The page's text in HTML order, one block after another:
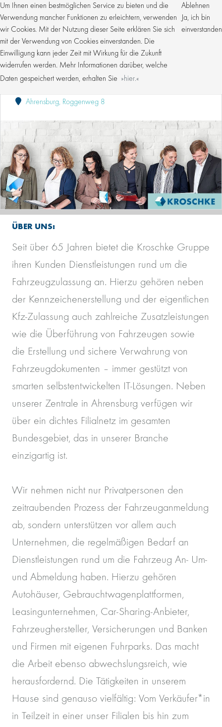
Um Ihnen einen bestmöglichen Service zu bieten und die
Verwendung mancher Funktionen zu erleichtern, verwenden
wir Cookies. Mit der Nutzung dieser Seite erklären Sie sich
mit der Verwendung von Cookies einverstanden. Die
Einwilligung kann jeder Zeit mit Wirkung für die Zukunft
widerrufen werden. Mehr Informationen darüber, welche
Daten gespeichert werden, erhalten Sie
hier.
Ablehnen
Ja, ich bin
einverstanden
SACHBEARBEITER (M/W/D) FÜR DIE
FAHRZEUGABMELDUNG
Ahrensburg, Roggenweg 8
ÜBER UNS:
Seit über 65 Jahren bietet die Kroschke Gruppe
ihren Kunden Dienstleistungen rund um die
Fahrzeugzulassung an. Hierzu gehören neben
der Kennzeichenerstellung und der eigentlichen
Kfz-Zulassung auch zahlreiche Zusatzleistungen
wie die Überführung von Fahrzeugen sowie
die Erstellung und sichere Verwahrung von
Fahrzeugdokumenten – immer gestützt von
smarten selbstentwickelten IT-Lösungen. Neben
unserer Zentrale in Ahrensburg verfügen wir
über ein dichtes Filialnetz im gesamten
Bundesgebiet, das in unserer Branche
einzigartig ist.
Wir nehmen nicht nur Privatpersonen den
zeitraubenden Prozess der Fahrzeuganmeldung
ab, sondern unterstützen vor allem auch
Unternehmen, die regelmäßigen Bedarf an
Dienstleistungen rund um die Fahrzeug An- Um-
und Abmeldung haben. Hierzu gehören
Autohäuser, Gebrauchtwagenplattformen,
Leasingunternehmen, Car-Sharing-Anbieter,
Fahrzeughersteller, Versicherungen und Banken
und Firmen mit eigenen Fuhrparks. Das macht
die Arbeit ebenso abwechslungsreich, wie
herausfordernd. Die Tätigkeiten in unserem
Hause sind genauso vielfältig: Vom Verkäufer*in
in Teilzeit in einer unser Filialen bis hin zum